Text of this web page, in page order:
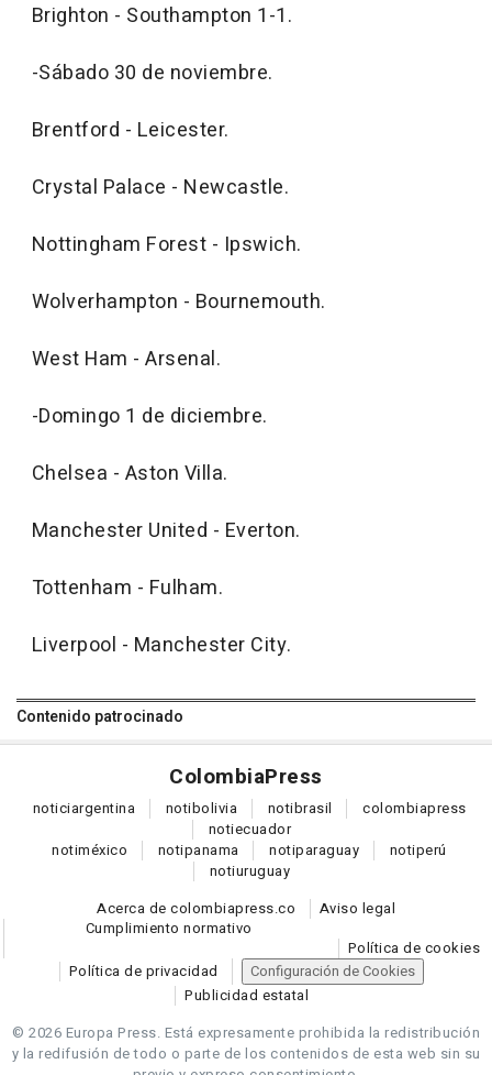
Brighton - Southampton 1-1.
-Sábado 30 de noviembre.
Brentford - Leicester.
Crystal Palace - Newcastle.
Nottingham Forest - Ipswich.
Wolverhampton - Bournemouth.
West Ham - Arsenal.
-Domingo 1 de diciembre.
Chelsea - Aston Villa.
Manchester United - Everton.
Tottenham - Fulham.
Liverpool - Manchester City.
Contenido patrocinado
ColombiaPress
noticiargentina notibolivia notibrasil colombiapress
notiecuador
notiméxico notipanama notiparaguay notiperú
notiuruguay
Acerca de colombiapress.co
Aviso legal
Cumplimiento normativo
Política de cookies
Política de privacidad
Configuración de Cookies
Publicidad estatal
© 2026 Europa Press. Está expresamente prohibida la redistribución
y la redifusión de todo o parte de los contenidos de esta web sin su